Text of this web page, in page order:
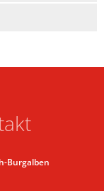
Burgalben